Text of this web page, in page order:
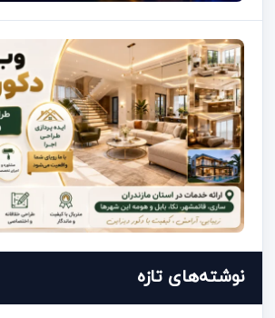
نوشته‌های تازه